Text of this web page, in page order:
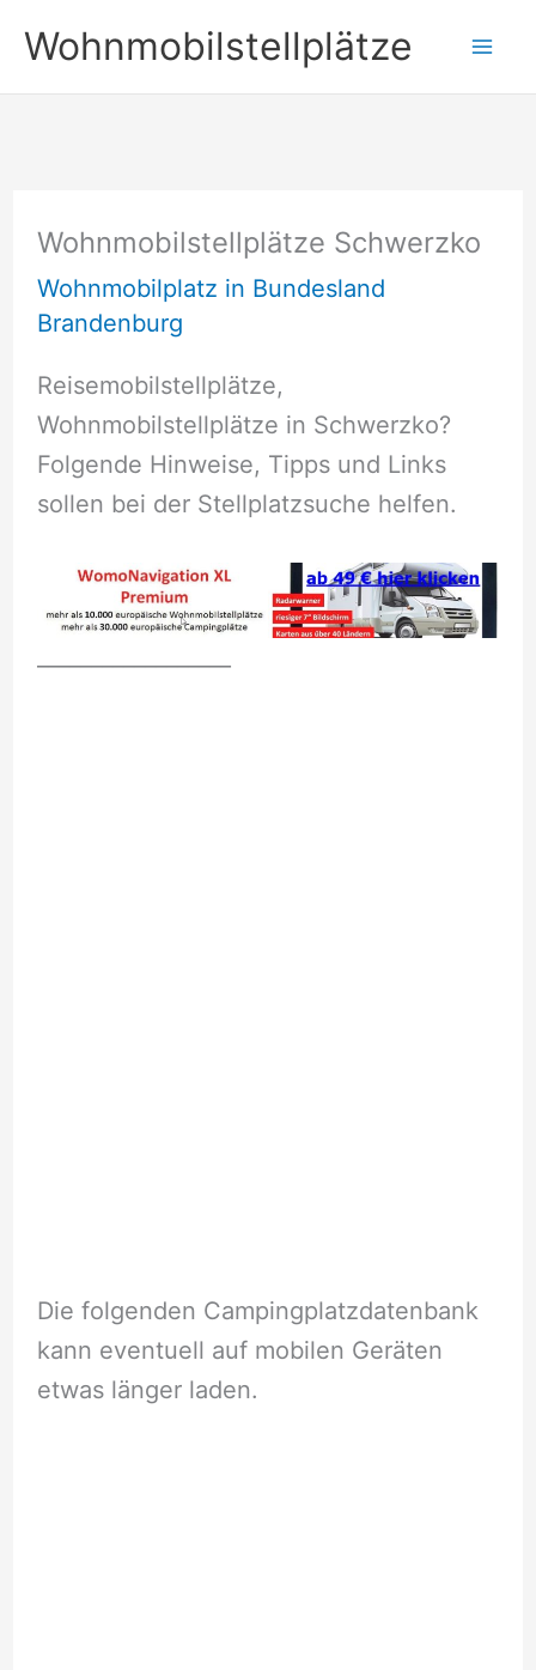
Inhalt
springen
Wohnmobilstellplätze
Wohnmobilstellplätze Schwerzko
Wohnmobilplatz in Bundesland
Brandenburg
Reisemobilstellplätze,
Wohnmobilstellplätze in Schwerzko?
Folgende Hinweise, Tipps und Links
sollen bei der Stellplatzsuche helfen.
Die folgenden Campingplatzdatenbank
kann eventuell auf mobilen Geräten
etwas länger laden.